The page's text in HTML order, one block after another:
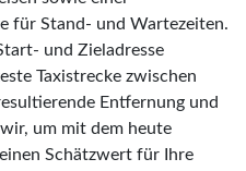
für Stand- und Wartezeiten.
und Zieladresse
Taxistrecke zwischen
Entfernung und
um mit dem heute
Schätzwert für Ihre